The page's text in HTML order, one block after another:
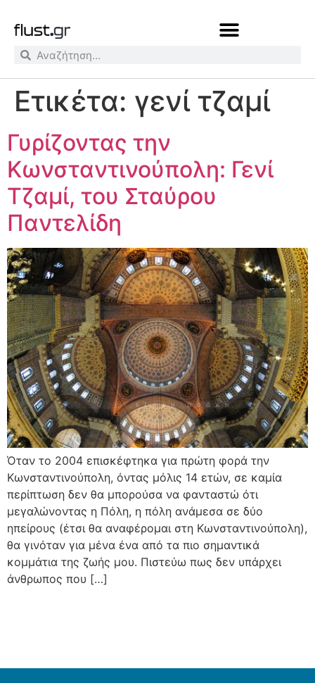
Ετικέτα: γενί τζαμί
Γυρίζοντας την
Κωνσταντινούπολη: Γενί
Τζαμί, του Σταύρου
Παντελίδη
Όταν το 2004 επισκέφτηκα για πρώτη φορά την
Κωνσταντινούπολη, όντας μόλις 14 ετών, σε καμία
περίπτωση δεν θα μπορούσα να φανταστώ ότι
μεγαλώνοντας η Πόλη, η πόλη ανάμεσα σε δύο
ηπείρους (έτσι θα αναφέρομαι στη Κωνσταντινούπολη),
θα γινόταν για μένα ένα από τα πιο σημαντικά
κομμάτια της ζωής μου. Πιστεύω πως δεν υπάρχει
άνθρωπος που […]